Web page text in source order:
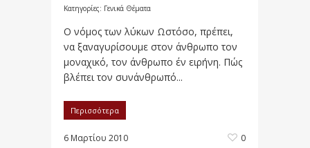
Κατηγορίες: Γενικά Θέματα
Ο νόμος των λύκων Ωστόσο, πρέπει,
να ξαναγυρίσουμε στον άνθρωπο τον
μοναχικό, τον άνθρωπο έν ειρήνη. Πώς
βλέπει τον συνάνθρωπό...
Περισσότερα
6 Μαρτίου 2010 0